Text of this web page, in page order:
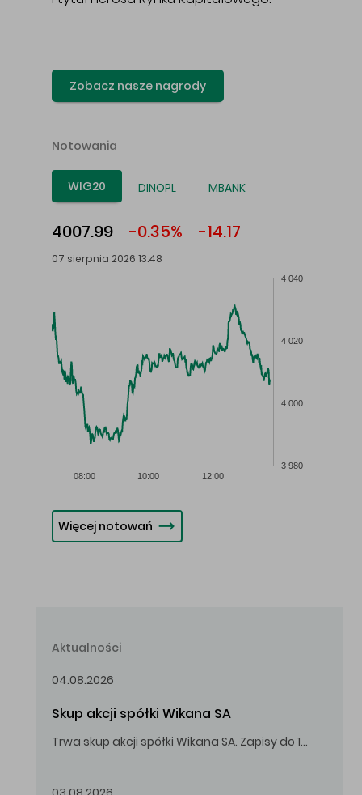
Zobacz nasze nagrody
Notowania
WIG20 DINOPL MBANK
4007.99 -0.35% -14.17
07 sierpnia 2026 13:48
08:00 10:00 12:00
3 980
4 000
4 020
4 040
Więcej notowań
Aktualności
04.08.2026
Skup akcji spółki Wikana SA
Trwa skup akcji spółki Wikana SA. Zapisy do 14.08.2026 r. do godz. 16.00.